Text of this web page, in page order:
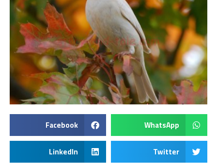
WhatsApp
Facebook
Twitter
LinkedIn